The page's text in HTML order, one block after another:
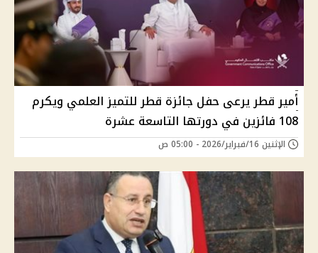
أمير قطر يرعى حفل جائزة قطر للتميز العلمي ويكرم
108 فائزين في دورتها التاسعة عشرة
الإثنين 16/فبراير/2026 - 05:00 ص